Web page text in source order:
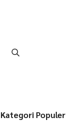
Kategori Populer